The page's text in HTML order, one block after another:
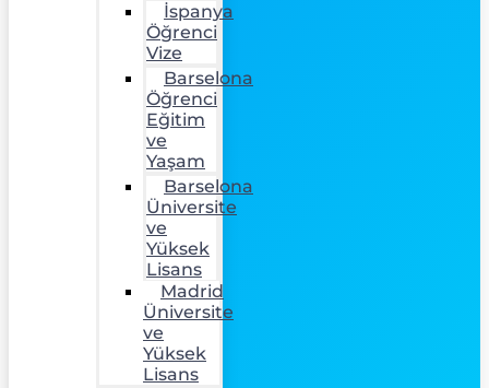
İspanya
Öğrenci
Vize
Barselona
Öğrenci
Eğitim
ve
Yaşam
Barselona
Üniversite
ve
Yüksek
Lisans
Madrid
Üniversite
ve
Yüksek
Lisans